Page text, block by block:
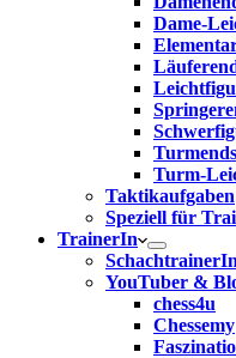
Dame-
Turm-
Taktikaufgaben
Speziell für
TrainerIn
SchachtrainerIn
YouTuber &
chess4u
Chessemy